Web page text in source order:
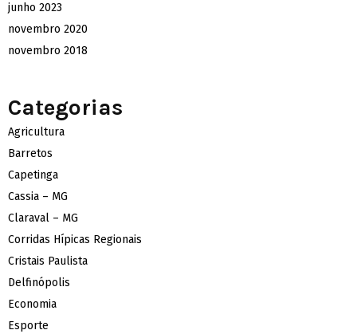
junho 2023
novembro 2020
novembro 2018
Categorias
Agricultura
Barretos
Capetinga
Cassia – MG
Claraval – MG
Corridas Hípicas Regionais
Cristais Paulista
Delfinópolis
Economia
Esporte